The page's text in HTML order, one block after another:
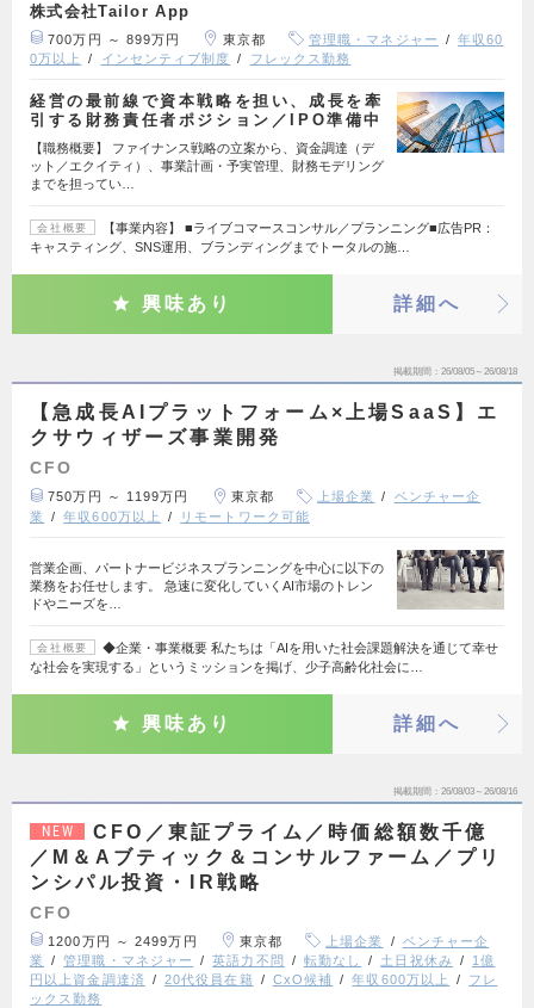
株式会社Tailor App
700万円 ～ 899万円 東京都 管理職・マネジャー
年収60
0万以上
インセンティブ制度 フレックス勤務
経営の最前線で資本戦略を担い、成長を牽
引する財務責任者ポジション／IPO準備中
【職務概要】 ファイナンス戦略の立案から、資金調達（デ
ット／エクイティ）、事業計画・予実管理、財務モデリング
までを担ってい…
会社概要
【事業内容】 ■ライブコマースコンサル／プランニング■広告PR：
キャスティング、SNS運用、ブランディングまでトータルの施…
興味あり 詳細へ
掲載期間 26/08/05～26/08/18
【急成長AIプラットフォーム×上場SaaS】エ
クサウィザーズ事業開発
CFO
750万円 ～ 1199万円 東京都 上場企業
ベンチャー企
業
年収600万以上 リモートワーク可能
営業企画、パートナービジネスプランニングを中心に以下の
業務をお任せします。 急速に変化していくAI市場のトレン
ドやニーズを…
会社概要
◆企業・事業概要 私たちは「AIを用いた社会課題解決を通じて幸せ
な社会を実現する」というミッションを掲げ、少子高齢化社会に…
興味あり 詳細へ
掲載期間 26/08/03～26/08/16
NEW
CFO／東証プライム／時価総額数千億
／M＆Aブティック＆コンサルファーム／プリ
ンシパル投資・IR戦略
CFO
1200万円 ～ 2499万円 東京都 上場企業
ベンチャー企
業
管理職・マネジャー 英語力不問 転勤なし 土日祝休み
1億
円以上資金調達済
20代役員在籍 CxO候補 年収600万以上
フレ
ックス勤務